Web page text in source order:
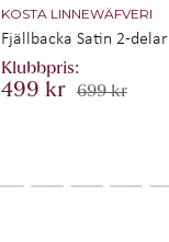
Fjällbacka Satin 2-delar
KOSTA LINNEWÄFVERI
499 kr 699 kr